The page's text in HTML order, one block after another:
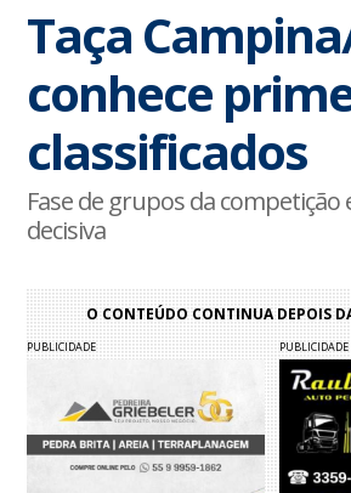
Taça
conhece
classificados
Fase de grupos da
decisiva
O CONTEÚDO CONTINUA DEPOIS
PUBLICIDADE PUBLICIDADE